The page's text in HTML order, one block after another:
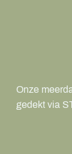
Onze
gedekt via